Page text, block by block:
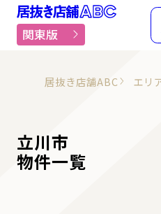
居抜き物
関東版
居抜き店舗ABC エリ
立川市
物件一覧